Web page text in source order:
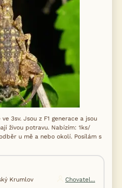
3sv. Jsou z F1 generace a jsou
živou potravu. Nabízím: 1ks/
u mě a nebo okolí. Posílám s
Krumlov
Chovatel...